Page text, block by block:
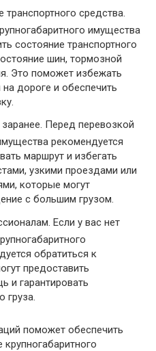
транспортного средства.
имущества
состояние транспортного
шин, тормозной
Это поможет избежать
дороге и обеспечить
Перед перевозкой
рекомендуется
маршрут и избегать
узкими проездами или
которые могут
с большим грузом.
Если у вас нет
обратиться к
предоставить
и гарантировать
груза.
поможет обеспечить